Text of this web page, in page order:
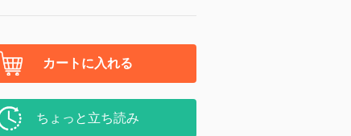
カートに入れる
ちょっと立ち読み